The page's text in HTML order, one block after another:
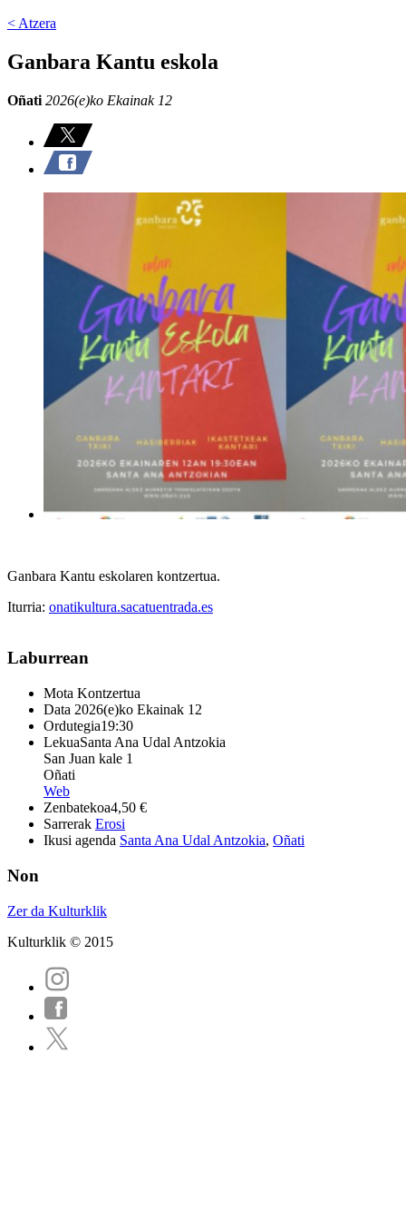
< Atzera
Ganbara Kantu eskola
Oñati 2026(e)ko Ekainak 12
Ganbara Kantu eskolaren kontzertua.
Iturria: onatikultura.sacatuentrada.es
Laburrean
Mota Kontzertua
Data 2026(e)ko Ekainak 12
Ordutegia19:30
LekuaSanta Ana Udal Antzokia
San Juan kale 1
Oñati
Web
Zenbatekoa4,50 €
Sarrerak Erosi
Ikusi agenda Santa Ana Udal Antzokia, Oñati
Non
Zer da Kulturklik
Kulturklik © 2015